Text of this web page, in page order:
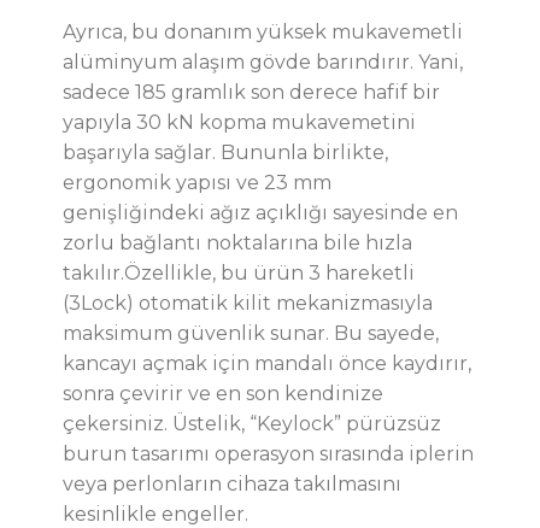
Ayrıca, bu donanım yüksek mukavemetli
alüminyum alaşım gövde barındırır. Yani,
sadece 185 gramlık son derece hafif bir
yapıyla 30 kN kopma mukavemetini
başarıyla sağlar. Bununla birlikte,
ergonomik yapısı ve 23 mm
genişliğindeki ağız açıklığı sayesinde en
zorlu bağlantı noktalarına bile hızla
takılır.Özellikle, bu ürün 3 hareketli
(3Lock) otomatik kilit mekanizmasıyla
maksimum güvenlik sunar. Bu sayede,
kancayı açmak için mandalı önce kaydırır,
sonra çevirir ve en son kendinize
çekersiniz. Üstelik, “Keylock” pürüzsüz
burun tasarımı operasyon sırasında iplerin
veya perlonların cihaza takılmasını
kesinlikle engeller.